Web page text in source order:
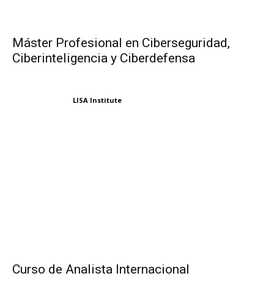
Máster Profesional en Ciberseguridad,
Ciberinteligencia y Ciberdefensa
LISA Institute
Curso de Analista Internacional